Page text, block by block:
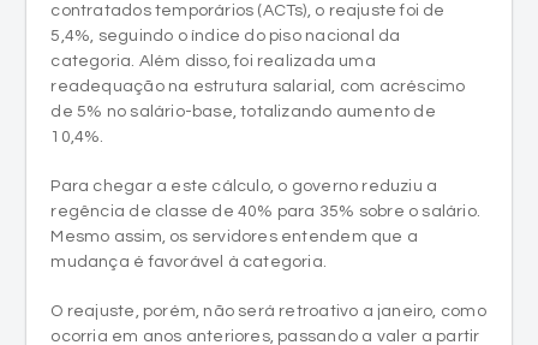
readequação na estrutura salarial, com acréscimo
de 5% no salário-base, totalizando aumento de
10,4%.
Para chegar a este cálculo, o governo reduziu a
regência de classe de 40% para 35% sobre o salário.
mudança é favorável à categoria.
O reajuste, porém, não será retroativo a janeiro, como
ocorria em anos anteriores, passando a valer a partir
Outro ponto considerado avanço pela categoria foi o